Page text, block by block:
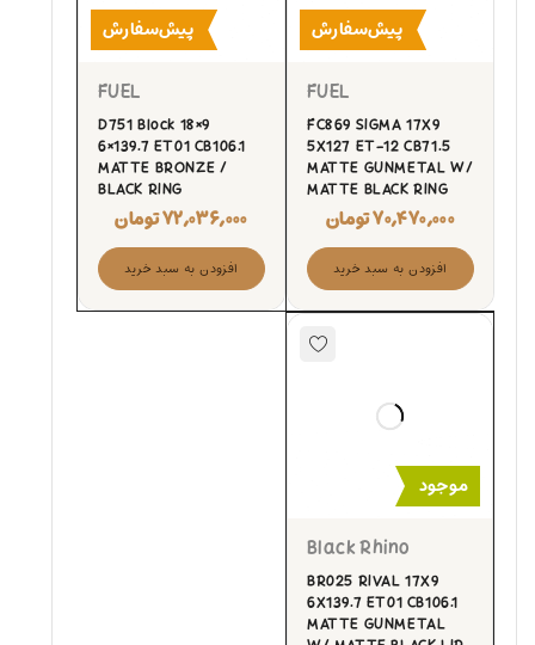
پیش‌سفارش
FUEL
FC869 SIGMA 17X9
5X127 ET-12 CB71.5
MATTE GUNMETAL W/
MATTE BLACK RING
۷۰,۴۷۰,۰۰۰تومان
افزودن به سبد خرید
پیش‌سفارش
FUEL
D751 Block 18×9
6×139.7 ET01 CB106.1
MATTE BRONZE /
BLACK RING
۷۲,۰۳۶,۰۰۰تومان
افزودن به سبد خرید
موجود
Black Rhino
BR025 RIVAL 17X9
6X139.7 ET01 CB106.1
MATTE GUNMETAL